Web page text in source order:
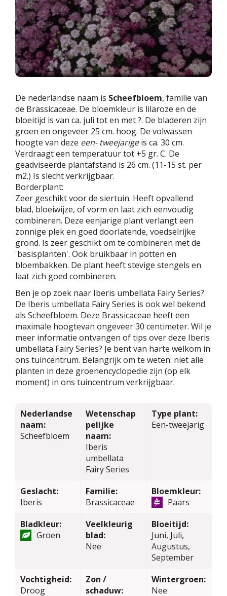
De nederlandse naam is Scheefbloem, familie van
de Brassicaceae. De bloemkleur is lilaroze en de
bloeitijd is van ca. juli tot en met ?. De bladeren zijn
groen en ongeveer 25 cm. hoog. De volwassen
hoogte van deze een- tweejarigeis ca. 30 cm.
Verdraagt een temperatuur tot +5 gr. C. De
geadviseerde plantafstand is 26 cm. (11-15 st. per
m2.) Is slecht verkrijgbaar.
Borderplant:
Zeer geschikt voor de siertuin. Heeft opvallend
blad, bloeiwijze, of vorm en laat zich eenvoudig
combineren. Deze eenjarige plant verlangt een
zonnige plek en goed doorlatende, voedselrijke
grond. Is zeer geschikt om te combineren met de
'basisplanten'. Ook bruikbaar in potten en
bloembakken. De plant heeft stevige stengels en
laat zich goed combineren.
Ben je op zoek naar Iberis umbellata Fairy Series?
De Iberis umbellata Fairy Series is ook wel bekend
als Scheefbloem. Deze Brassicaceae heeft een
maximale hoogtevan ongeveer 30 centimeter. Wil je
meer informatie ontvangen of tips over deze Iberis
umbellata Fairy Series? Je bent van harte welkom in
ons tuincentrum. Belangrijk om te weten: niet alle
planten in deze groenencyclopedie zijn (op elk
moment) in ons tuincentrum verkrijgbaar.
Nederlandse
naam:
Scheefbloem
Wetenschap
pelijke
naam:
Iberis
umbellata
Fairy Series
Type plant:
Een-tweejarig
Geslacht:
Iberis
Familie:
Brassicaceae
Bloemkleur:
Paars
Bladkleur:
Groen
Veelkleurig
blad:
Nee
Bloeitijd:
Juni, Juli,
Augustus,
September
Vochtigheid:
Droog
Zon /
schaduw:
Wintergroen:
Nee